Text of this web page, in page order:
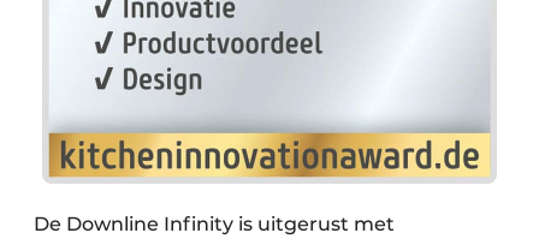
De Downline Infinity is uitgerust met